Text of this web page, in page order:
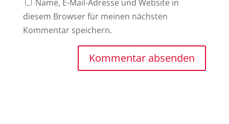
Name, E-Mail-Adresse und Website in
diesem Browser für meinen nächsten
Kommentar speichern.